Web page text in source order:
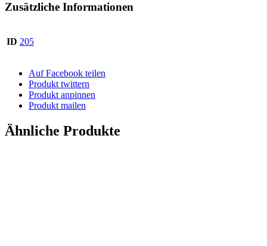
Zusätzliche Informationen
ID 205
Auf Facebook teilen
Produkt twittern
Produkt anpinnen
Produkt mailen
Ähnliche Produkte